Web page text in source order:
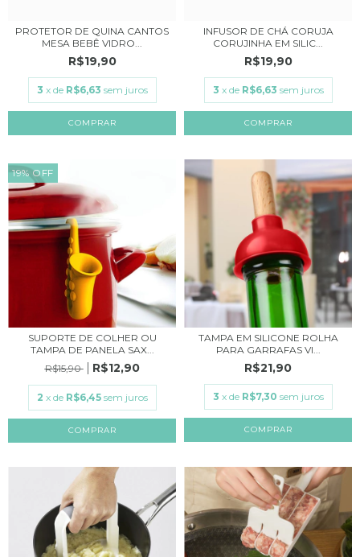
PROTETOR DE QUINA CANTOS
MESA BEBÊ VIDRO...
R$19,90
3 x de R$6,63 sem juros
INFUSOR DE CHÁ CORUJA
CORUJINHA EM SILIC...
R$19,90
3 x de R$6,63 sem juros
COMPRAR
19% OFF
SUPORTE DE COLHER OU
TAMPA DE PANELA SAX...
R$15,90
R$12,90
2 x de R$6,45 sem juros
COMPRAR
TAMPA EM SILICONE ROLHA
PARA GARRAFAS VI...
R$21,90
3 x de R$7,30 sem juros